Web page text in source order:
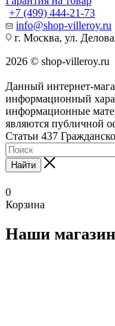
+7 (499) 444-21-73
info@shop-villeroy.ru
г. Москва, ул.
2026 © shop-villeroy.ru
Данный интернет-
информационный
информационные
являются публичной
Статьи 437
Найти
0
Корзина
Наши